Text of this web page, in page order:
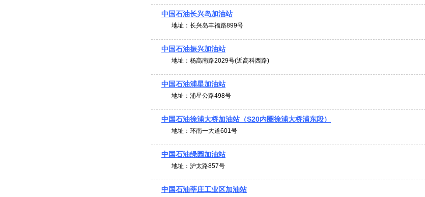
中国石油长兴岛加油站
地址： 长兴岛丰福路899号
中国石油振兴加油站
地址： 杨高南路2029号(近高科西路)
中国石油浦星加油站
地址： 浦星公路498号
中国石油徐浦大桥加油站（S20内圈徐浦大桥浦东段）
地址： 环南一大道601号
中国石油绿园加油站
地址： 沪太路857号
中国石油莘庄工业区加油站